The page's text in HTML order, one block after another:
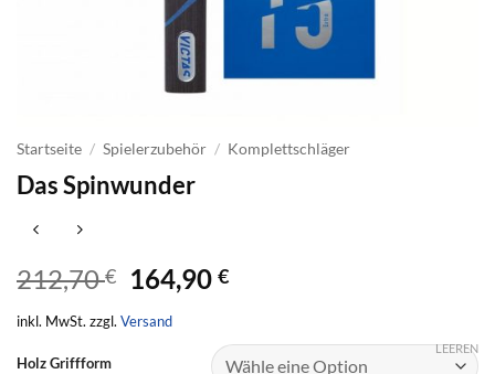
Startseite / Spielerzubehör / Komplettschläger
Das Spinwunder
212,70€
Ursprünglicher
Preis
war:
212,70 €
164,90€Aktueller
164,90 €.
inkl. MwSt. zzgl. Versand
Holz Griffform
LEEREN